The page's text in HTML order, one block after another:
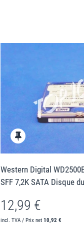
Western Digital
SFF 7,2K SATA Disque
12,99 €
incl. TVA / Prix net10,92 €